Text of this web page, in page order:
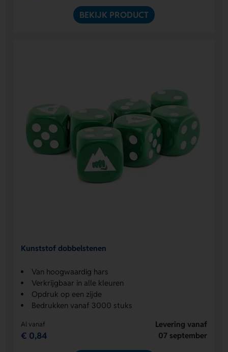
BEKIJK PRODUCT
Kunststof dobbelstenen
Van hoogwaardig hars
Verkrijgbaar in alle kleuren
Opdruk op een zijde
Bedrukken vanaf 3000 stuks
Al vanaf
€ 0,84
Levering vanaf
07 september